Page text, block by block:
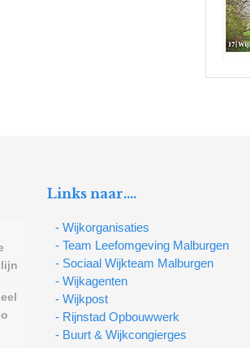
Links naar….
- Wijkorganisaties
- Team Leefomgeving Malburgen
- Sociaal Wijkteam Malburgen
- Wijkagenten
- Wijkpost
- Rijnstad Opbouwwerk
- Buurt & Wijkcongierges